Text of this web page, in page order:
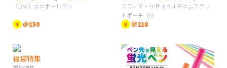
《UNI》ユニボールワン
￥ ＠150
スフィア・リサイクルデニムフラッ
トポーチ（S）
￥ ＠218
福袋特集